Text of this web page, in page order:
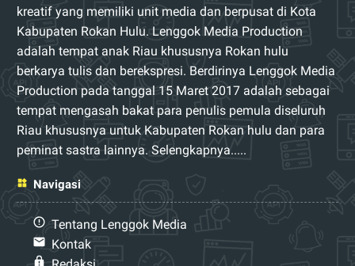
kreatif yang memiliki unit media dan berpusat di Kota
Kabupaten Rokan Hulu. Lenggok Media Production
adalah tempat anak Riau khususnya Rokan hulu
berkarya tulis dan berekspresi. Berdirinya Lenggok Media
Production pada tanggal 15 Maret 2017 adalah sebagai
tempat mengasah bakat para penulis pemula diseluruh
Riau khususnya untuk Kabupaten Rokan hulu dan para
peminat sastra lainnya. Selengkapnya.....
Navigasi
Tentang Lenggok Media
Kontak